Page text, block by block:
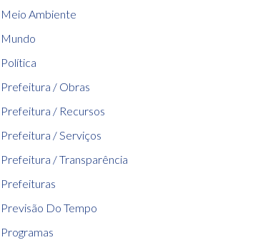
Meio Ambiente
Mundo
Política
Prefeitura / Obras
Prefeitura / Recursos
Prefeitura / Serviços
Prefeitura / Transparência
Prefeituras
Previsão Do Tempo
Programas